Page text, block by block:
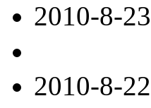
2010-8-23
2010-8-22